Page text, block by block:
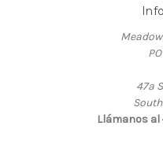
47a
Llámanos